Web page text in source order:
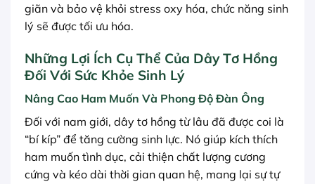
giãn và bảo vệ khỏi stress oxy hóa, chức năng sinh
lý sẽ được tối ưu hóa.
Những Lợi Ích Cụ Thể Của Dây Tơ Hồng
Đối Với Sức Khỏe Sinh Lý
Nâng Cao Ham Muốn Và Phong Độ Đàn Ông
Đối với nam giới, dây tơ hồng từ lâu đã được coi là
“bí kíp” để tăng cường sinh lực. Nó giúp kích thích
ham muốn tình dục, cải thiện chất lượng cương
cứng và kéo dài thời gian quan hệ, mang lại sự tự